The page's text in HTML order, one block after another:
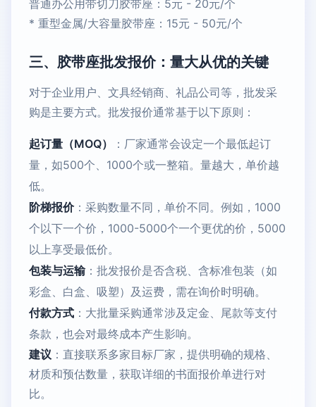
普通办公用带切刀胶带座：5元 - 20元/个
* 重型金属/大容量胶带座：15元 - 50元/个
三、胶带座批发报价：量大从优的关键
对于企业用户、文具经销商、礼品公司等，批发采
购是主要方式。批发报价通常基于以下原则：
起订量（MOQ）
：厂家通常会设定一个最低起订
量，如500个、1000个或一整箱。量越大，单价越
低。
阶梯报价：采购数量不同，单价不同。例如，1000
个以下一个价，1000-5000个一个更优的价，5000
以上享受最低价。
包装与运输：批发报价是否含税、含标准包装（如
彩盒、白盒、吸塑）及运费，需在询价时明确。
付款方式 ：大批量采购通常涉及定金、尾款等支付
条款，也会对最终成本产生影响。
建议 ：直接联系多家目标厂家，提供明确的规格、
材质和预估数量，获取详细的书面报价单进行对
比。